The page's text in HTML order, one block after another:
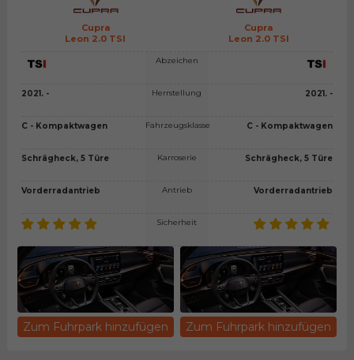
Cupra
Leon 2.0 TSI
Cupra
Leon 2.0 TSI
2021. -
C - Kompaktwagen
Schrägheck, 5 Türe
Vorderradantrieb
Abzeichen
Herrstellung
Fahrzeugsklasse
Karroserie
Antrieb
Sicherheit
2021. -
C - Kompaktwagen
Schrägheck, 5 Türe
Vorderradantrieb
Zum Fuhrpark hinzufügen Zum Fuhrpark hinzufügen